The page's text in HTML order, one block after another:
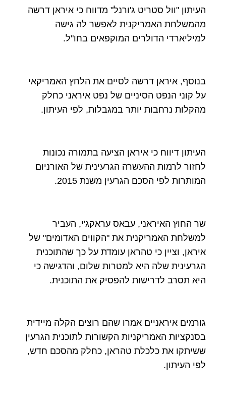
העיתון "וול סטריט ג'ורנל" מדווח כי איראן דרשה
מהמשלחת האמריקנית לאפשר לה גישה
למיליארדי הדולרים המוקפאים בחו"ל.
בנוסף, איראן דרשה לסיים את הלחץ האמריקאי
על קוני הנפט הסיניים של נפט איראני כחלק
מהקלות נרחבות יותר במגבלות, לפי העיתון.
העיתון דיווח כי איראן הציעה בתמורה נכונות
לחזור לרמות ההעשרה הגרעינית של האורניום
המותרות לפי הסכם הגרעין משנת 2015.
שר החוץ האיראני, עבאס עראקג'י, העביר
למשלחת האמריקנית את "הקווים האדומים" של
איראן, וציין כי טהראן עומדת על כך שהתוכנית
הגרעינית שלה היא למטרות שלום, והדגישה כי
היא תסרב לדרישות להפסיק את התוכנית.
גורמים איראניים אמרו שהם רוצים הקלה מיידית
בסנקציות האמריקניות הקשורות לתוכנית הגרעין
ששיתקו את כלכלת טהראן, כחלק מהסכם חדש,
לפי העיתון.